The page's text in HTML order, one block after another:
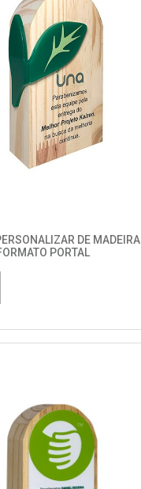
DE MADEIRA
PORTAL